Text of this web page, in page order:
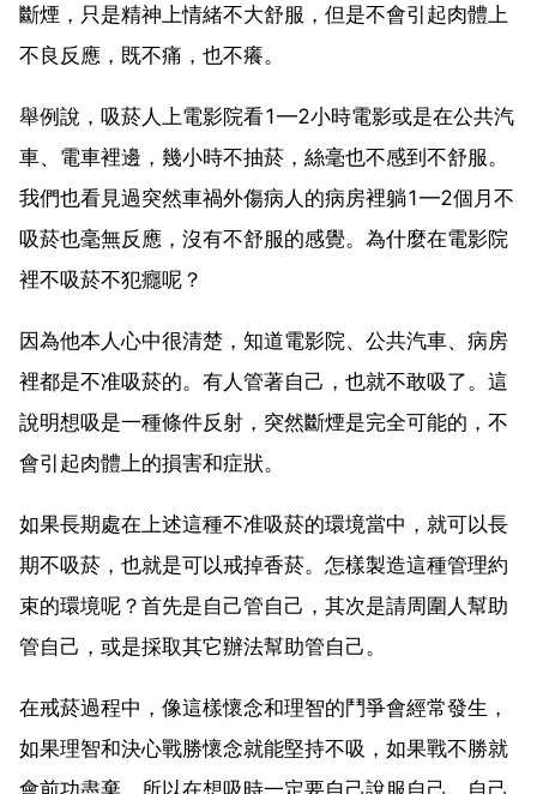
斷煙，只是精神上情緒不大舒服，但是不會引起肉體上
不良反應，既不痛，也不癢。
舉例說，吸菸人上電影院看1—2小時電影或是在公共汽
車、電車裡邊，幾小時不抽菸，絲毫也不感到不舒服。
我們也看見過突然車禍外傷病人的病房裡躺1—2個月不
吸菸也毫無反應，沒有不舒服的感覺。為什麼在電影院
裡不吸菸不犯癮呢？
因為他本人心中很清楚，知道電影院、公共汽車、病房
裡都是不准吸菸的。有人管著自己，也就不敢吸了。這
說明想吸是一種條件反射，突然斷煙是完全可能的，不
會引起肉體上的損害和症狀。
如果長期處在上述這種不准吸菸的環境當中，就可以長
期不吸菸，也就是可以戒掉香菸。怎樣製造這種管理約
束的環境呢？首先是自己管自己，其次是請周圍人幫助
管自己，或是採取其它辦法幫助管自己。
在戒菸過程中，像這樣懷念和理智的鬥爭會經常發生，
如果理智和決心戰勝懷念就能堅持不吸，如果戰不勝就
會前功盡棄。所以在想吸時一定要自己說服自己，自己